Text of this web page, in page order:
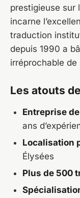
prestigieuse sur
incarne
traduction
depuis 1990 a
irréprochable
Les atouts
Entreprise
ans
Localisation
Élysées
Plus de 500